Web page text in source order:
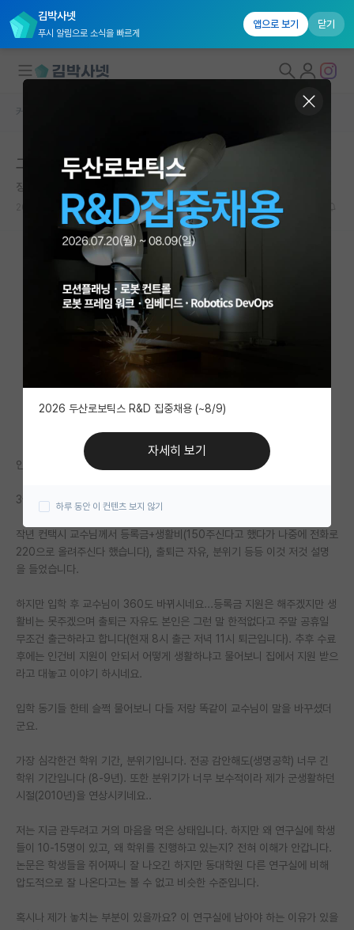
김박사넷
푸시 알림으로 소식을 빠르게
앱으로 보기 닫기
국내대학원 정보
연구실&오픈랩
커뮤니티
커뮤니티 홈
전체글보기
베스트 게시판
IF 명예의전당
자유 게시판(아무개랩)
미국 유학 게시판
미국 대학원 합격 후기 게시판
대학원 합격 후기 게시판
연구실(PI) 홍보 게시판
석박사 채용 정보 게시판
임용 정보 게시판
학부 인턴 게시판
취업 게시판
임용 후기 게시판
인문사회 계열 게시판
특수/전문대학원 게시판
반도체/AI 게시판
장학금/장학생 게시판
학술 정보 게시판
홍보 게시판
커뮤니티 홈
그만둬야 할까요?
징징대는 어니스트 러더퍼드
17 4865
안녕하세요
3월부터 박사과정으로 국내 모대학에서 공부중입니다.
작년 컨택시 교수님께서 등록금+생활비(150주신다고 했다가 나중에 전화로
220으로 올려주신다 했습니다), 출퇴근 자유, 분위기 등등 이것 저것 설명
을 들었습니다.
하지만 입학 후 교수님이 360도 바뀌시네요...등록금 지원은 해주겠지만 생
활비는 못주겠으며 출퇴근 자유도 본인은 그런 말 한적없다고 주말 공휴일
무조건 출근하라고 합니다(현재 8시 출근 저녁 11시 퇴근입니다). 추후 수료
후에는 인건비 지원이 안되서 어떻게 생활하냐고 물어보니 집에서 지원 받으
라고 대놓고 이야기 하시네요.
입학 동기들 한테 슬쩍 물어보니 다들 저랑 똑같이 교수님이 말을 바꾸셨더
군요.
가장 심각한건 학위 기간, 분위기입니다. 전공 감안해도(생명공학) 너무 긴
학위 기간입니다 (8-9년). 또한 분위기가 너무 보수적이라 제가 군생활하던
시절(2010년)을 연상시키네요..
저는 지금 관두려고 거의 마음을 먹은 상태입니다. 하지만 왜 연구실에 학생
들이 10-15명이 있고, 왜 학위를 진행하고 있는지? 전혀 이해가 안갑니다.
논문은 학생들을 쥐어짜니 잘 나오긴 하지만 동대학원 다른 연구실에 비해
압도적으로 잘 나온다고는 볼 수 없고 비슷한 수준입니다.
혹시나 제가 놓치는 부분이 있을까요? 이 연구실에 남아야 하는 이유가 있을
2026 두산로보틱스 R&D 집중채용 (~8/9)
자세히 보기
하루 동안 이 컨텐츠 보지 않기